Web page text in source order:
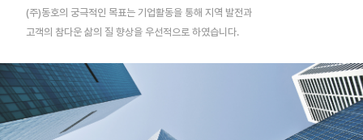
(주)동호의 궁극적인 목표는 기업활동을 통해 지역 발전과
고객의 참다운 삶의 질 향상을 우선적으로 하였습니다.